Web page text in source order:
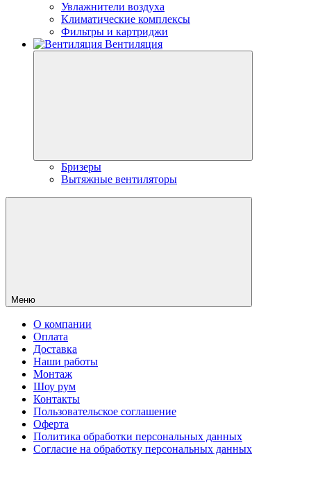
Увлажнители воздуха
Климатические комплексы
Фильтры и картриджи
Вентиляция
Бризеры
Вытяжные вентиляторы
Меню
О компании
Оплата
Доставка
Наши работы
Монтаж
Шоу рум
Контакты
Пользовательское соглашение
Оферта
Политика обработки персональных данных
Согласие на обработку персональных данных